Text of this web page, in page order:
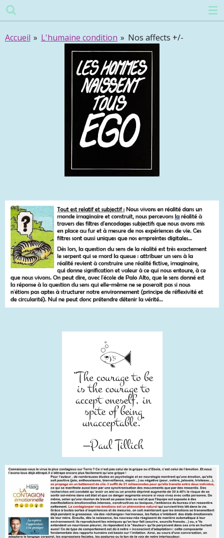
Passer
au
contenu
Accueil » L'humaine condition » Nos affects +/-